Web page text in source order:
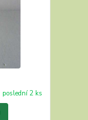
poslední 2 ks